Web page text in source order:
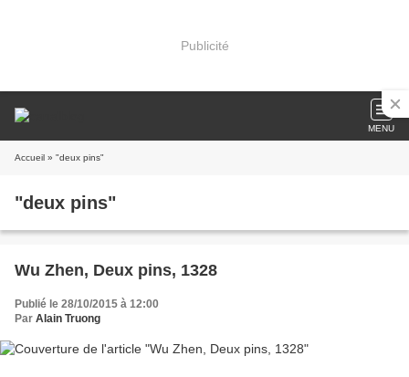
Publicité
MENU
Accueil » "deux pins"
"deux pins"
Wu Zhen, Deux pins, 1328
Publié le 28/10/2015 à 12:00
Par Alain Truong